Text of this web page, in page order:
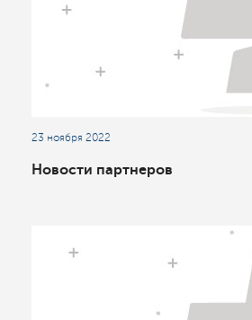
23 ноября 2022
Новости партнеров